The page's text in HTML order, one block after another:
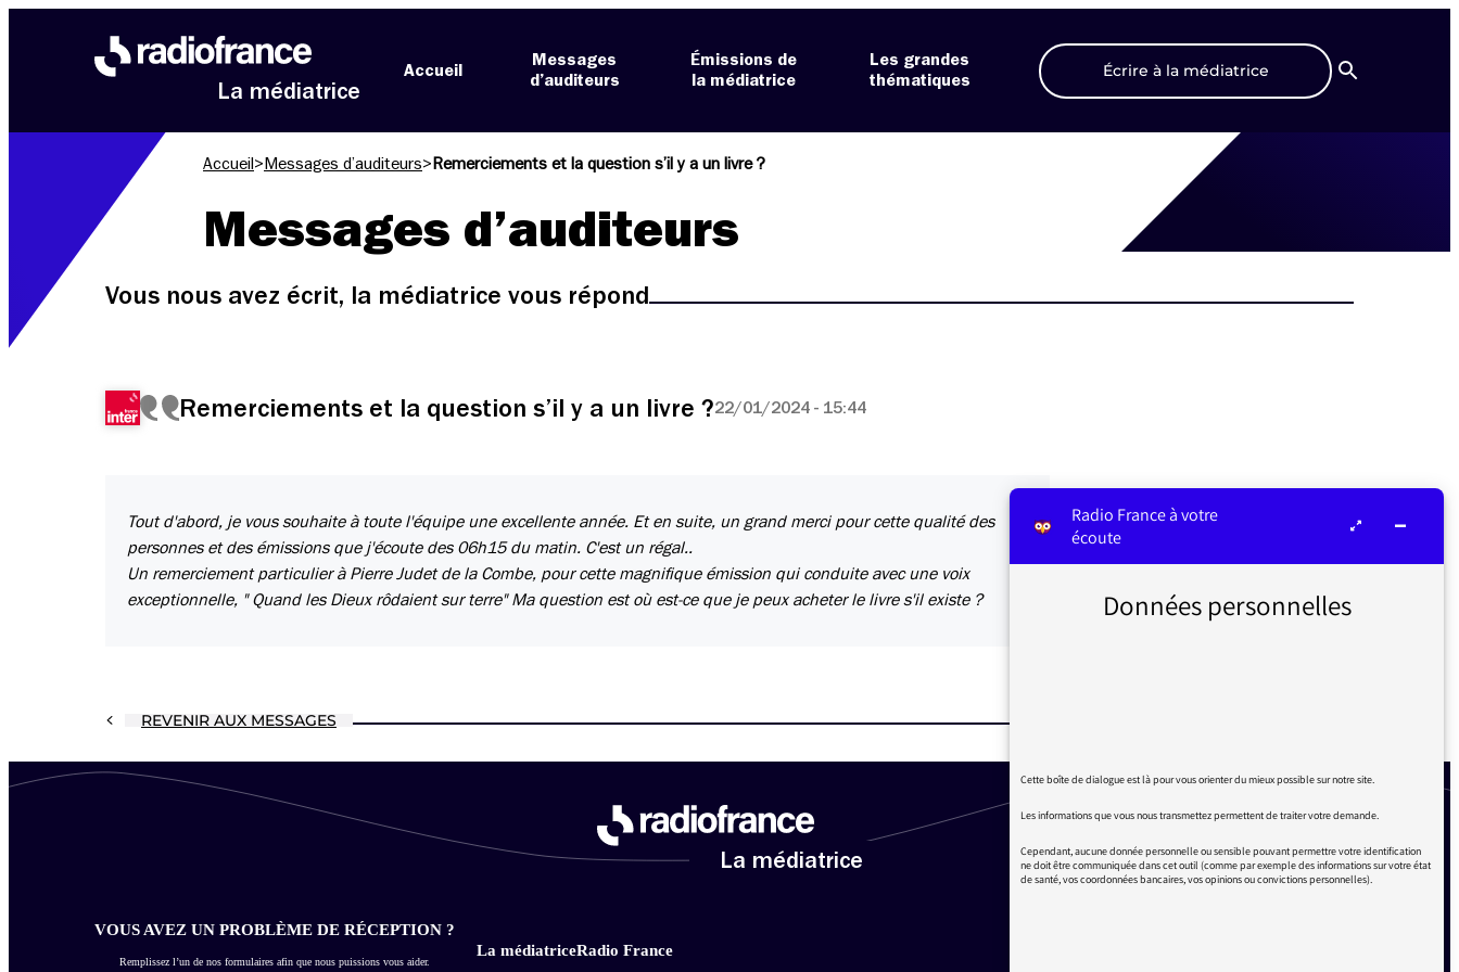
La médiatrice
Accueil
Messages
d’auditeurs
Émissions de
la médiatrice
Les grandes
thématiques
Écrire à la médiatrice
Recherche
Accueil > Messages d’auditeurs> Remerciements et la question s’il y a un livre ?
Messages d’auditeurs
Vous nous avez écrit, la médiatrice vous répond
Remerciements et la question s’il y a un livre ?22/01/2024 - 15:44
Tout d'abord, je vous souhaite à toute l'équipe une excellente année. Et en suite, un grand merci pour cette qualité des
personnes et des émissions que j'écoute des 06h15 du matin. C'est un régal..
Un remerciement particulier à Pierre Judet de la Combe, pour cette magnifique émission qui conduite avec une voix
exceptionnelle, " Quand les Dieux rôdaient sur terre" Ma question est où est-ce que je peux acheter le livre s'il existe ?
REVENIR AUX MESSAGES
La médiatrice
VOUS AVEZ UN PROBLÈME DE RÉCEPTION ?
Remplissez l’un de nos formulaires afin que nous puissions vous aider.
La médiatriceRadio France
Radio France à votre
écoute
Données personnelles
Cette boîte de dialogue est là pour vous orienter du mieux possible sur notre site.
Les informations que vous nous transmettez permettent de traiter votre demande.
Cependant, aucune donnée personnelle ou sensible pouvant permettre votre identification
ne doit être communiquée dans cet outil (comme par exemple des informations sur votre état
de santé, vos coordonnées bancaires, vos opinions ou convictions personnelles).